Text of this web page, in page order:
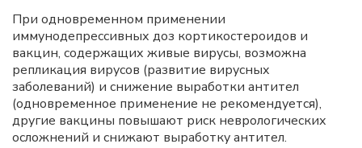
При одновременном применении
иммунодепрессивных доз кортикостероидов и
вакцин, содержащих живые вирусы, возможна
репликация вирусов (развитие вирусных
заболеваний) и снижение выработки антител
(одновременное применение не рекомендуется),
другие вакцины повышают риск неврологических
осложнений и снижают выработку антител.